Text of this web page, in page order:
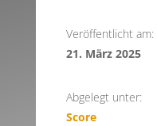
Veröffentlicht am:
21. März 2025
Abgelegt unter:
Score